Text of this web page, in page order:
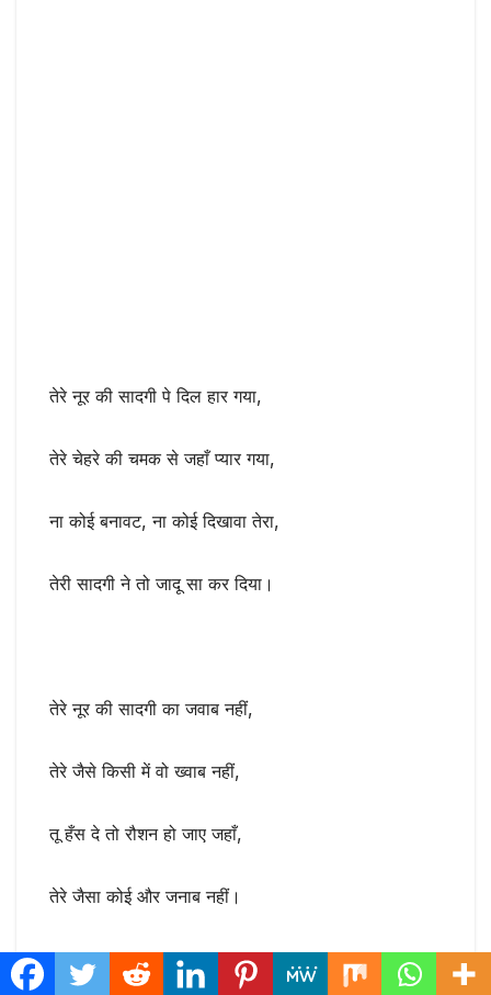
तेरे नूर की सादगी पे दिल हार गया,
तेरे चेहरे की चमक से जहाँ प्यार गया,
ना कोई बनावट, ना कोई दिखावा तेरा,
तेरी सादगी ने तो जादू सा कर दिया।
तेरे नूर की सादगी का जवाब नहीं,
तेरे जैसे किसी में वो ख्वाब नहीं,
तू हँस दे तो रौशन हो जाए जहाँ,
तेरे जैसा कोई और जनाब नहीं।